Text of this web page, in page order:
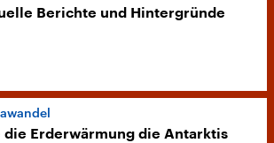
Berichte und Hintergründe
die Erderwärmung die Antarktis